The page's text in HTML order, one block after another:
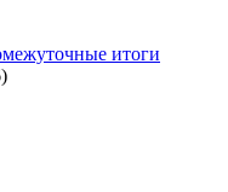
итоги